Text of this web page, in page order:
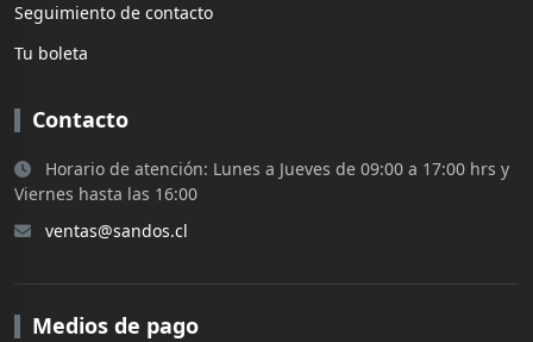
Seguimiento de contacto
Tu boleta
Contacto
Horario de atención: Lunes a Jueves de 09:00 a 17:00 hrs y
Viernes hasta las 16:00
ventas@sandos.cl
Medios de pago